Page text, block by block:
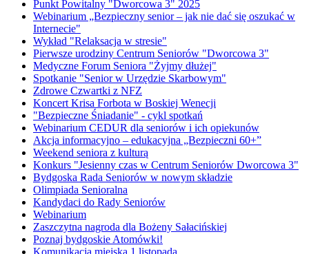
Punkt Powitalny "Dworcowa 3" 2025
Webinarium „Bezpieczny senior – jak nie dać się oszukać w
Internecie"
Wykład "Relaksacja w stresie"
Pierwsze urodziny Centrum Seniorów "Dworcowa 3"
Medyczne Forum Seniora "Żyjmy dłużej"
Spotkanie "Senior w Urzędzie Skarbowym"
Zdrowe Czwartki z NFZ
Koncert Krisa Forbota w Boskiej Wenecji
"Bezpieczne Śniadanie" - cykl spotkań
Webinarium CEDUR dla seniorów i ich opiekunów
Akcja informacyjno – edukacyjna „Bezpieczni 60+”
Weekend seniora z kulturą
Konkurs "Jesienny czas w Centrum Seniorów Dworcowa 3"
Bydgoska Rada Seniorów w nowym składzie
Olimpiada Senioralna
Kandydaci do Rady Seniorów
Webinarium
Zaszczytna nagroda dla Bożeny Sałacińskiej
Poznaj bydgoskie Atomówki!
Komunikacja miejska 1 listopada